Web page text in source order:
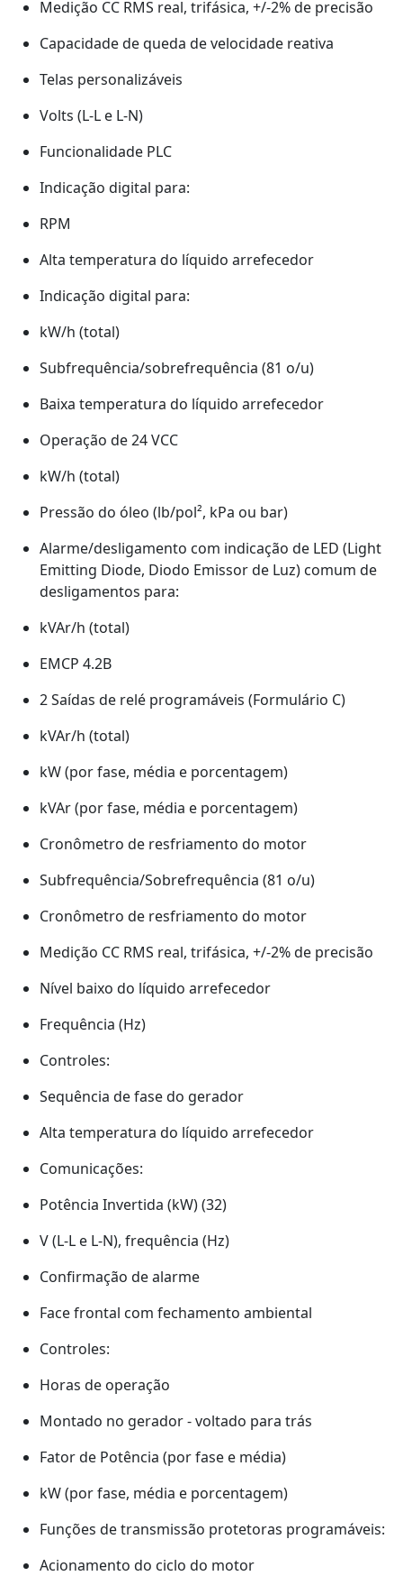
Medição CC RMS real, trifásica, +/-2% de precisão
Capacidade de queda de velocidade reativa
Telas personalizáveis
Volts (L-L e L-N)
Funcionalidade PLC
Indicação digital para:
RPM
Alta temperatura do líquido arrefecedor
Indicação digital para:
kW/h (total)
Subfrequência/sobrefrequência (81 o/u)
Baixa temperatura do líquido arrefecedor
Operação de 24 VCC
kW/h (total)
Pressão do óleo (lb/pol², kPa ou bar)
Alarme/desligamento com indicação de LED (Light
Emitting Diode, Diodo Emissor de Luz) comum de
desligamentos para:
kVAr/h (total)
EMCP 4.2B
2 Saídas de relé programáveis (Formulário C)
kVAr/h (total)
kW (por fase, média e porcentagem)
kVAr (por fase, média e porcentagem)
Cronômetro de resfriamento do motor
Subfrequência/Sobrefrequência (81 o/u)
Cronômetro de resfriamento do motor
Medição CC RMS real, trifásica, +/-2% de precisão
Nível baixo do líquido arrefecedor
Frequência (Hz)
Controles:
Sequência de fase do gerador
Alta temperatura do líquido arrefecedor
Comunicações:
Potência Invertida (kW) (32)
V (L-L e L-N), frequência (Hz)
Confirmação de alarme
Face frontal com fechamento ambiental
Controles:
Horas de operação
Montado no gerador - voltado para trás
Fator de Potência (por fase e média)
kW (por fase, média e porcentagem)
Funções de transmissão protetoras programáveis:
Acionamento do ciclo do motor